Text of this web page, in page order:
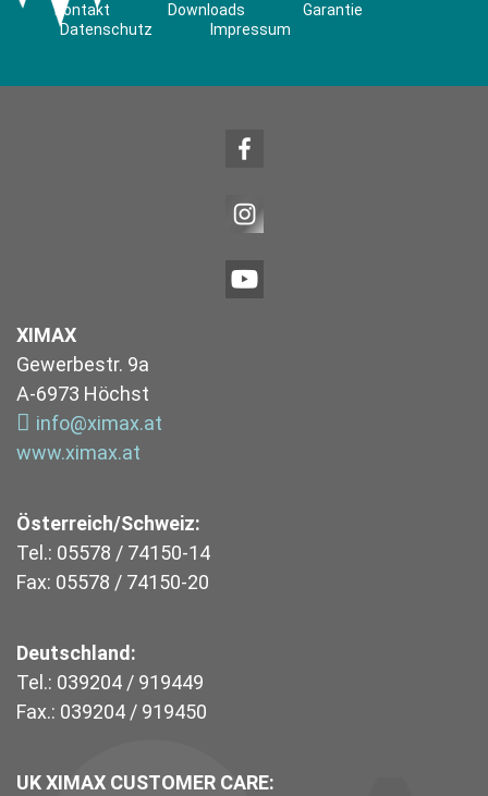
Kontakt Downloads
Garantie
Datenschutz
Impressum
XIMAX
Gewerbestr. 9a
A-6973 Höchst
info@ximax.at
www.ximax.at
Österreich/Schweiz:
Tel.: 05578 / 74150-14
Fax: 05578 / 74150-20
Deutschland:
Tel.: 039204 / 919449
Fax.: 039204 / 919450
UK XIMAX CUSTOMER CARE: